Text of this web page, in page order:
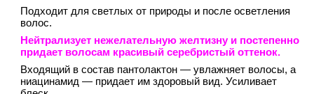
Подходит для светлых от природы и после осветления
волос.
Нейтрализует нежелательную желтизну и постепенно
придает волосам красивый серебристый оттенок.
Входящий в состав пантолактон — увлажняет волосы, а
ниацинамид — придает им здоровый вид. Усиливает